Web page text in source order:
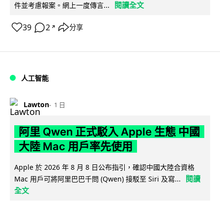
件並考慮報案。網上一度傳言...
閱讀全文
39 2 ↗ 分享
人工智能
Lawton 1 日
阿里 Qwen 正式駁入 Apple 生態 中國
大陸 Mac 用戶率先使用
Apple 於 2026 年 8 月 8 日公布指引，確認中國大陸合資格
Mac 用戶可將阿里巴巴千問 (Qwen) 接駁至 Siri 及寫...
閱讀
全文